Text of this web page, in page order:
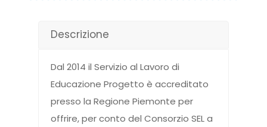
Descrizione
Dal 2014 il Servizio al Lavoro di
Educazione Progetto è accreditato
presso la Regione Piemonte per
offrire, per conto del Consorzio SEL a